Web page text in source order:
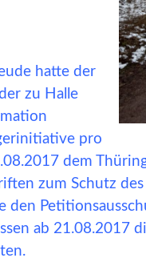
hatte der
zu Halle
pro
dem
zum Schutz
den
ab 21.08.2017